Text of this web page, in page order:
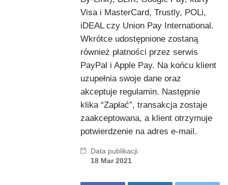
Visa i MasterCard, Trustly, POLi,
iDEAL czy Union Pay International.
Wkrótce udostępnione zostaną
również płatności przez serwis
PayPal i Apple Pay. Na końcu klient
uzupełnia swoje dane oraz
akceptuje regulamin. Następnie
klika “Zapłać”, transakcja zostaje
zaakceptowana, a klient otrzymuje
potwierdzenie na adres e-mail.
Data publikacji:
18 Mar 2021